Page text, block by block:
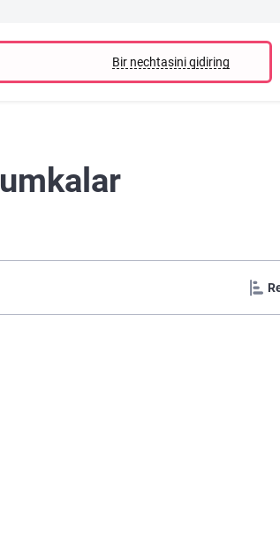
Bir nechtasini qidiring